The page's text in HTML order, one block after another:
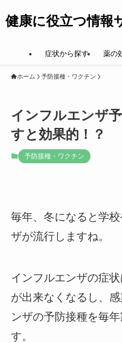
健康に役立つ情報
症状から探す 薬の
ホーム 予防接種・ワクチン
インフルエンザ
すと効果的！？
予防接種・ワクチン
毎年、冬になると学
ザが流行しますね。
インフルエンザの症
が出来なくなるし、
ンザの予防接種を毎
す。